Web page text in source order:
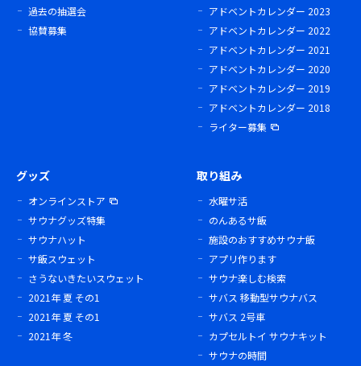
過去の抽選会
協賛募集
アドベントカレンダー 2023
アドベントカレンダー 2022
アドベントカレンダー 2021
アドベントカレンダー 2020
アドベントカレンダー 2019
アドベントカレンダー 2018
ライター募集
グッズ
オンラインストア
サウナグッズ特集
サウナハット
サ飯スウェット
さうないきたいスウェット
2021年 夏 その1
2021年 夏 その1
2021年 冬
取り組み
水曜サ活
のんあるサ飯
施設のおすすめサウナ飯
アプリ作ります
サウナ楽しむ検索
サバス 移動型サウナバス
サバス 2号車
カプセルトイ サウナキット
サウナの時間